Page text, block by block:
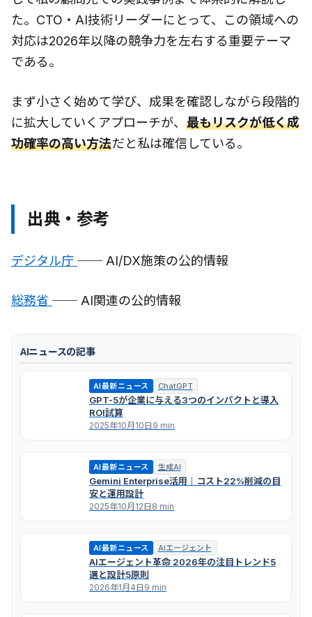
た。CTO・AI技術リーダーにとって、この領域への
対応は2026年以降の競争力を左右する重要テーマ
である。
まず小さく始めて学び、成果を確認しながら段階的
に拡大していくアプローチが、 最もリスクが低く成
功確率の高い方法だと私は確信している。
出典・参考
デジタル庁 ── AI/DX施策の公的情報
総務省 ── AI関連の公的情報
AIニュースの記事
AI最新ニュース ChatGPT
GPT-5が企業に与える3つのインパクトと導入
ROI試算
2025年10月10日9 min
AI最新ニュース 生成AI
Gemini Enterprise活用｜コスト22%削減の目
安と運用設計
2025年10月12日8 min
AI最新ニュース AIエージェント
AIエージェント革命 2026年の注目トレンド5
選と設計5原則
2026年1月4日9 min